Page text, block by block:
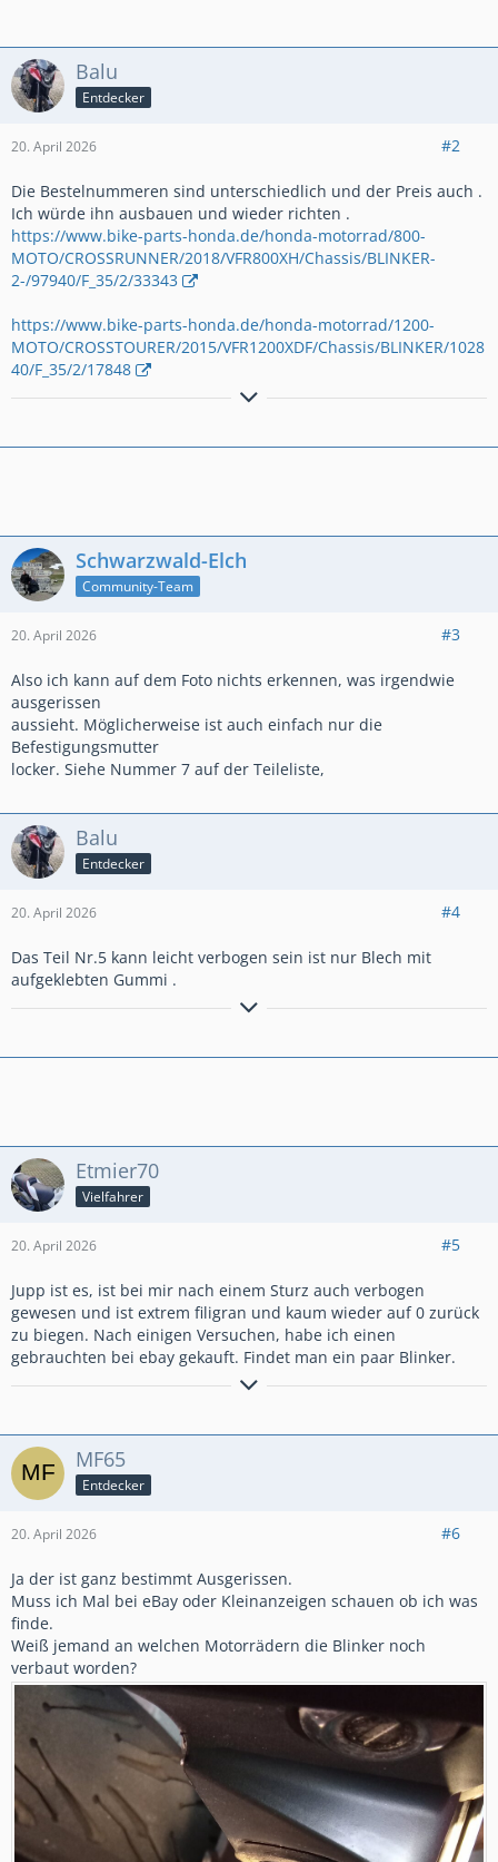
Balu
Entdecker
20. April 2026 #2
Die Bestelnummeren sind unterschiedlich und der Preis auch .
Ich würde ihn ausbauen und wieder richten .
https://www.bike-parts-honda.de/honda-motorrad/800-
MOTO/CROSSRUNNER/2018/VFR800XH/Chassis/BLINKER-
2-/97940/F_35/2/33343
https://www.bike-parts-honda.de/honda-motorrad/1200-
MOTO/CROSSTOURER/2015/VFR1200XDF/Chassis/BLINKER/1028
40/F_35/2/17848
Gruß von der Nordsee
Schwarzwald-Elch
Community-Team
20. April 2026 #3
Also ich kann auf dem Foto nichts erkennen, was irgendwie
ausgerissen
aussieht. Möglicherweise ist auch einfach nur die
Befestigungsmutter
locker. Siehe Nummer 7 auf der Teileliste,
Balu
Entdecker
20. April 2026 #4
Das Teil Nr.5 kann leicht verbogen sein ist nur Blech mit
aufgeklebten Gummi .
Gruß von der Nordsee
Etmier70
Vielfahrer
20. April 2026 #5
Jupp ist es, ist bei mir nach einem Sturz auch verbogen
gewesen und ist extrem filigran und kaum wieder auf 0 zurück
zu biegen. Nach einigen Versuchen, habe ich einen
gebrauchten bei ebay gekauft. Findet man ein paar Blinker.
Ruhrgebiet. Es gibt nur zu wenige.
MF65
Entdecker
20. April 2026 #6
Ja der ist ganz bestimmt Ausgerissen.
Muss ich Mal bei eBay oder Kleinanzeigen schauen ob ich was
finde.
Weiß jemand an welchen Motorrädern die Blinker noch
verbaut worden?